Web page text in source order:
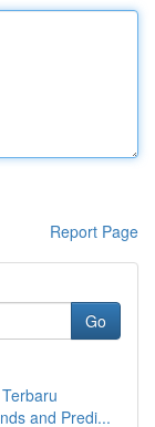
Report Page
Go
and Predi...